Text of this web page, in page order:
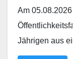
Am
Jährigen aus